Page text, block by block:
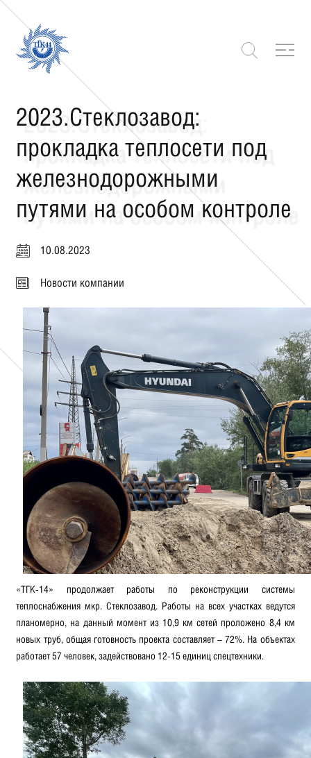
2023.Стеклозавод:
прокладка теплосети под
железнодорожными
путями на особом контроле
10.08.2023
Новости компании
«ТГК-14» продолжает работы по реконструкции системы
теплоснабжения мкр. Стеклозавод. Работы на всех участках ведутся
планомерно, на данный момент из 10,9 км сетей проложено 8,4 км
новых труб, общая готовность проекта составляет – 72%. На объектах
работает 57 человек, задействовано 12-15 единиц спецтехники.